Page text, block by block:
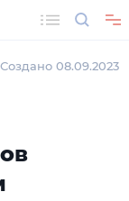
Создано 08.09.2023